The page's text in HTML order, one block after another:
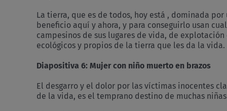
La tierra, que es de todos, hoy está , dominada
beneficio aquí y ahora, y para conseguirlo usan
campesinos de sus lugares de vida, de
ecológicos y propios de la tierra que les da la vida.
Diapositiva 6: Mujer con niño muerto en brazos
El desgarro y el dolor por las víctimas inocentes
de la vida, es el temprano destino de muchas